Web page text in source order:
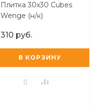
Плитка 30х30 Cubes
Wenge (н/к)
310 руб.
В КОРЗИНУ